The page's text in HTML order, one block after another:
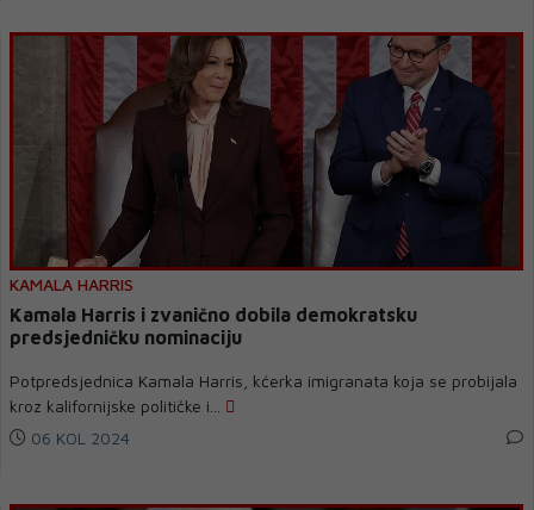
KAMALA HARRIS
Kamala Harris i zvanično dobila demokratsku
predsjedničku nominaciju
Potpredsjednica Kamala Harris, kćerka imigranata koja se probijala
kroz kalifornijske političke i...
06 KOL 2024